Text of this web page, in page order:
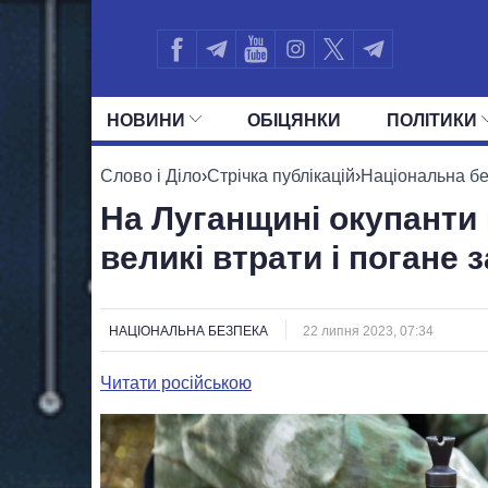
НОВИНИ ОБIЦЯНКИ ПОЛIТИКИ
УСІ ПОЛІТИКИ ПРЕЗИДЕНТ І
Слово і Діло›Стрічка публікацій›Національна
На Луганщині
великі втрати і
НАЦІОНАЛЬНА БЕЗПЕКА 22 липня 2023, 07:34
Читати російською